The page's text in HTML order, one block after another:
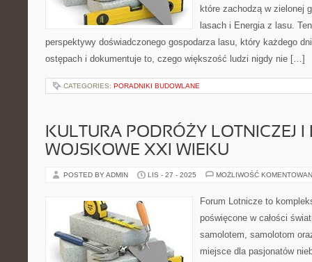
które zachodzą w zielonej
lasach i Energia z lasu.
perspektywy doświadczonego gospodarza lasu, który każdego
ostępach i dokumentuje to, czego większość ludzi nigdy nie […]
CATEGORIES: PORADNIKI BUDOWLANE
KULTURA PODRÓŻY LOTNICZEJ I
WOJSKOWE XXI WIEKU
POSTED BY ADMIN LIS - 27 - 2025 MOŻLIWOŚĆ
Forum Lotnicze to
poświęcone w całości
samolotem, samolotom
miejsce dla pasjonatów